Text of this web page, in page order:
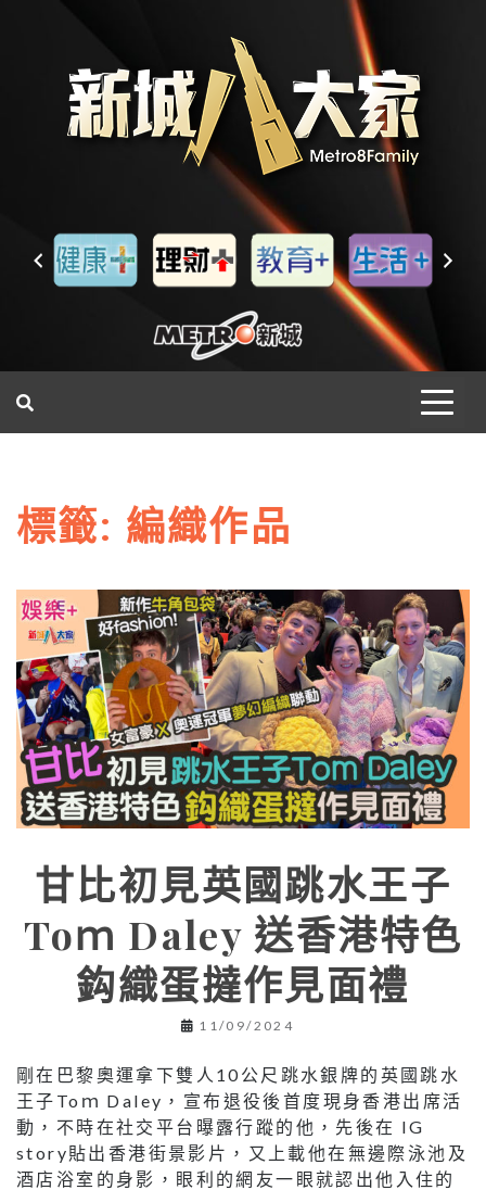
標籤: 編織作品
甘比初見英國跳水王子
Toｍ Daley 送香港特色
鈎織蛋撻作見面禮
11/09/2024
剛在巴黎奧運拿下雙人10公尺跳水銀牌的英國跳水
王子Toｍ Daley，宣布退役後首度現身香港出席活
動，不時在社交平台曝露行蹤的他，先後在 IG
story貼出香港街景影片，又上載他在無邊際泳池及
酒店浴室的身影，眼利的網友一眼就認出他入住的